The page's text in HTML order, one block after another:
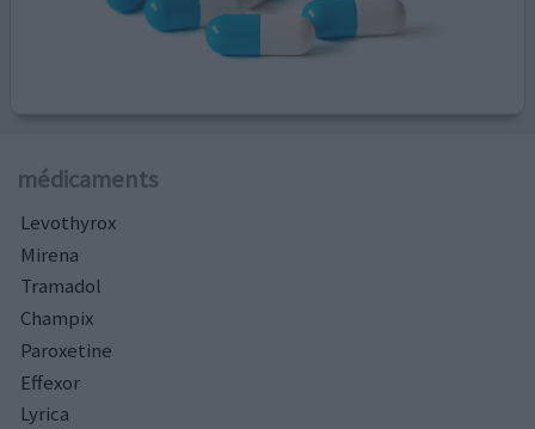
médicaments
Levothyrox
Mirena
Tramadol
Champix
Paroxetine
Effexor
Lyrica